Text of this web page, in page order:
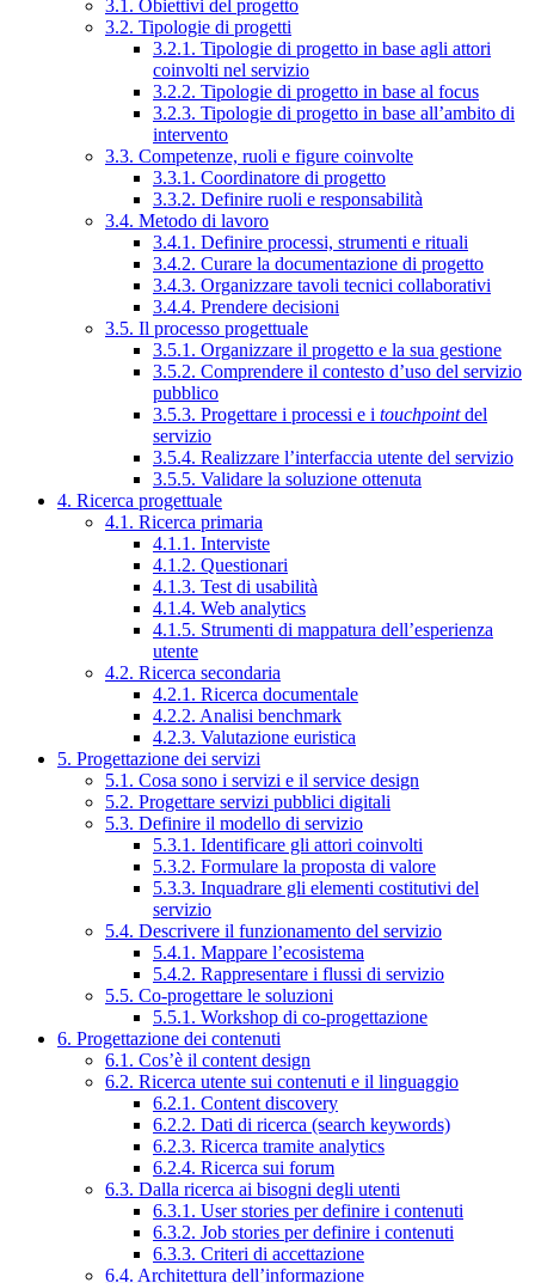
3.1. Obiettivi del progetto
3.2. Tipologie di progetti
3.2.1. Tipologie di progetto in base agli attori
coinvolti nel servizio
3.2.2. Tipologie di progetto in base al focus
3.2.3. Tipologie di progetto in base all’ambito di
intervento
3.3. Competenze, ruoli e figure coinvolte
3.3.1. Coordinatore di progetto
3.3.2. Definire ruoli e responsabilità
3.4. Metodo di lavoro
3.4.1. Definire processi, strumenti e rituali
3.4.2. Curare la documentazione di progetto
3.4.3. Organizzare tavoli tecnici collaborativi
3.4.4. Prendere decisioni
3.5. Il processo progettuale
3.5.1. Organizzare il progetto e la sua gestione
3.5.2. Comprendere il contesto d’uso del servizio
pubblico
3.5.3. Progettare i processi e i touchpointdel
servizio
3.5.4. Realizzare l’interfaccia utente del servizio
3.5.5. Validare la soluzione ottenuta
4. Ricerca progettuale
4.1. Ricerca primaria
4.1.1. Interviste
4.1.2. Questionari
4.1.3. Test di usabilità
4.1.4. Web analytics
4.1.5. Strumenti di mappatura dell’esperienza
utente
4.2. Ricerca secondaria
4.2.1. Ricerca documentale
4.2.2. Analisi benchmark
4.2.3. Valutazione euristica
5. Progettazione dei servizi
5.1. Cosa sono i servizi e il service design
5.2. Progettare servizi pubblici digitali
5.3. Definire il modello di servizio
5.3.1. Identificare gli attori coinvolti
5.3.2. Formulare la proposta di valore
5.3.3. Inquadrare gli elementi costitutivi del
servizio
5.4. Descrivere il funzionamento del servizio
5.4.1. Mappare l’ecosistema
5.4.2. Rappresentare i flussi di servizio
5.5. Co-progettare le soluzioni
5.5.1. Workshop di co-progettazione
6. Progettazione dei contenuti
6.1. Cos’è il content design
6.2. Ricerca utente sui contenuti e il linguaggio
6.2.1. Content discovery
6.2.2. Dati di ricerca (search keywords)
6.2.3. Ricerca tramite analytics
6.2.4. Ricerca sui forum
6.3. Dalla ricerca ai bisogni degli utenti
6.3.1. User stories per definire i contenuti
6.3.2. Job stories per definire i contenuti
6.3.3. Criteri di accettazione
6.4. Architettura dell’informazione